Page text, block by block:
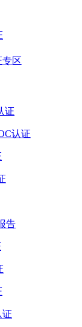
专区
证
认证
告
证